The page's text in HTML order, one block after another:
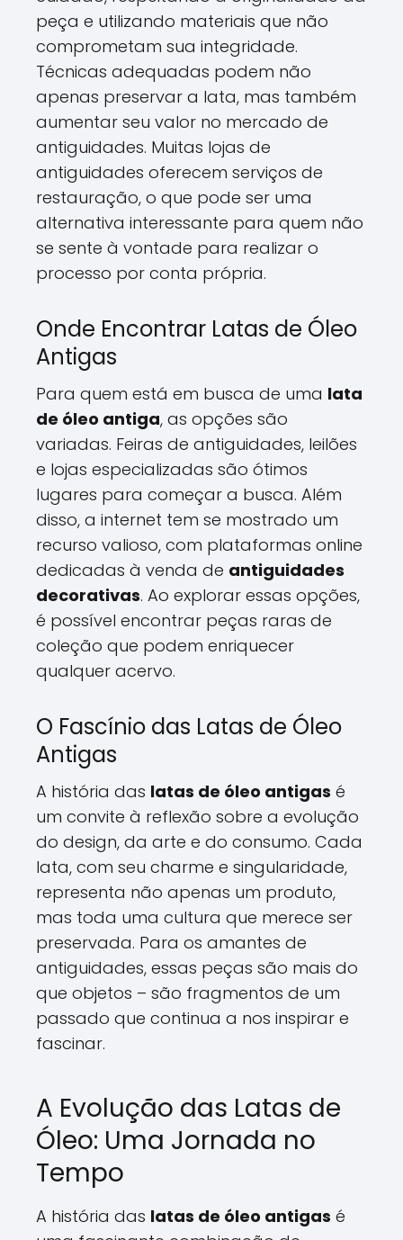
peça e utilizando materiais que não
comprometam sua integridade.
Técnicas adequadas podem não
apenas preservar a lata, mas também
aumentar seu valor no mercado de
antiguidades. Muitas lojas de
antiguidades oferecem serviços de
restauração, o que pode ser uma
alternativa interessante para quem não
se sente à vontade para realizar o
processo por conta própria.
Onde Encontrar Latas de Óleo
Antigas
Para quem está em busca de uma lata
de óleo antiga, as opções são
variadas. Feiras de antiguidades, leilões
e lojas especializadas são ótimos
lugares para começar a busca. Além
disso, a internet tem se mostrado um
recurso valioso, com plataformas online
dedicadas à venda de antiguidades
decorativas. Ao explorar essas opções,
é possível encontrar peças raras de
coleção que podem enriquecer
qualquer acervo.
O Fascínio das Latas de Óleo
Antigas
A história das latas de óleo antigas é
um convite à reflexão sobre a evolução
do design, da arte e do consumo. Cada
lata, com seu charme e singularidade,
representa não apenas um produto,
mas toda uma cultura que merece ser
preservada. Para os amantes de
antiguidades, essas peças são mais do
que objetos – são fragmentos de um
passado que continua a nos inspirar e
fascinar.
A Evolução das Latas de
Óleo: Uma Jornada no
Tempo
A história das latas de óleo antigas é